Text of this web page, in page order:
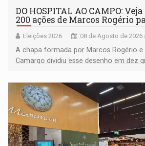
DO HOSPITAL AO CAMPO:
200 ações de Marcos Rogério
Eleições 2026 08 de Agosto de 2026
A chapa formada por Marcos Rogério e
Camargo dividiu esse desenho em dez